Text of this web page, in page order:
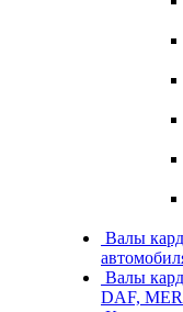
Валы
Валы
DAF,